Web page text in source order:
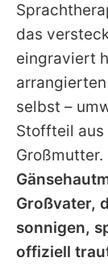
das
eingraviert
selbst –
Stoffteil
Großmutter.
Großvater,
sonnigen,
offiziell